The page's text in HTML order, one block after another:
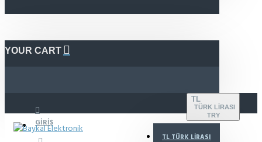
YOUR CART
GIRIŞ
TL
TÜRK LIRASI
TRY
TL TÜRK LIRASI